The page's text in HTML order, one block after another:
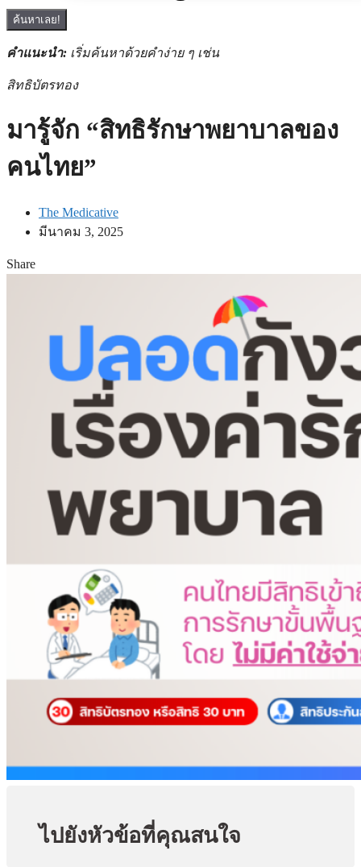
ค้นหาเลย!
คำแนะนำ: เริ่มค้นหาด้วยคำง่าย ๆ เช่น
สิทธิบัตรทอง
มารู้จัก “สิทธิรักษาพยาบาลของ
คนไทย”
The Medicative
มีนาคม 3, 2025
Share
ไปยังหัวข้อที่คุณสนใจ